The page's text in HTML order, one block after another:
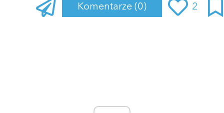
Komentarze (0) 2